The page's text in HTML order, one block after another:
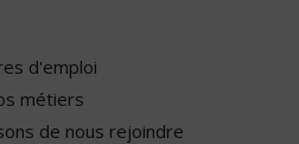
d'emploi
métiers
de nous rejoindre